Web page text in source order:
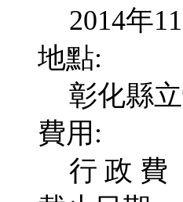
2014年
地點:
彰化縣
費用:
行 政 費